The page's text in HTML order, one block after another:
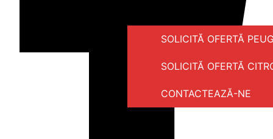
SOLICITĂ OFERTĂ
SOLICITĂ OFERTĂ
CONTACTEAZĂ-NE